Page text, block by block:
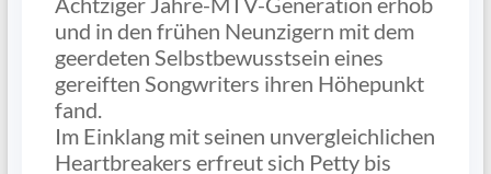
und in den frühen Neunzigern mit dem
geerdeten Selbstbewusstsein eines
gereiften Songwriters ihren Höhepunkt
fand.
Im Einklang mit seinen unvergleichlichen
Heartbreakers erfreut sich Petty bis